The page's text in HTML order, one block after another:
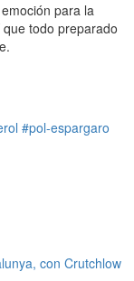
para la
todo preparado
#pol-espargaro
con Crutchlow